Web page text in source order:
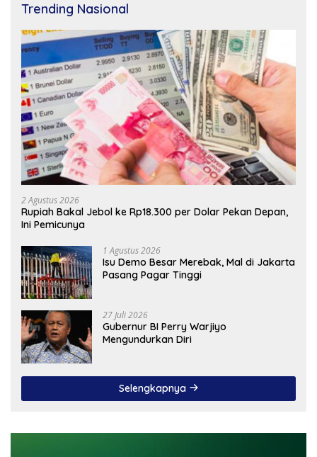
Trending Nasional
2 Agustus 2026
Rupiah Bakal Jebol ke Rp18.300 per Dolar Pekan Depan,
Ini Pemicunya
1 Agustus 2026
Isu Demo Besar Merebak, Mal di Jakarta
Pasang Pagar Tinggi
27 Juli 2026
Gubernur BI Perry Warjiyo
Mengundurkan Diri
Selengkapnya